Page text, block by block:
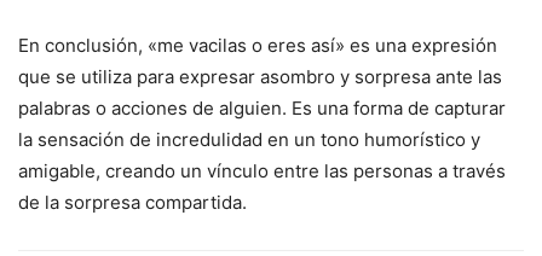
En conclusión, «me vacilas o eres así» es una expresión
que se utiliza para expresar asombro y sorpresa ante las
palabras o acciones de alguien. Es una forma de capturar
la sensación de incredulidad en un tono humorístico y
amigable, creando un vínculo entre las personas a través
de la sorpresa compartida.